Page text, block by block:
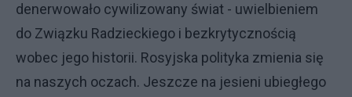
denerwowało cywilizowany świat - uwielbieniem
do Związku Radzieckiego i bezkrytycznością
wobec jego historii. Rosyjska polityka zmienia się
na naszych oczach. Jeszcze na jesieni ubiegłego